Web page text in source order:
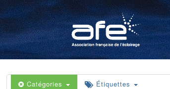
Catégories Étiquettes
4 h 00 min
5 h 00 min
6 h 00 min